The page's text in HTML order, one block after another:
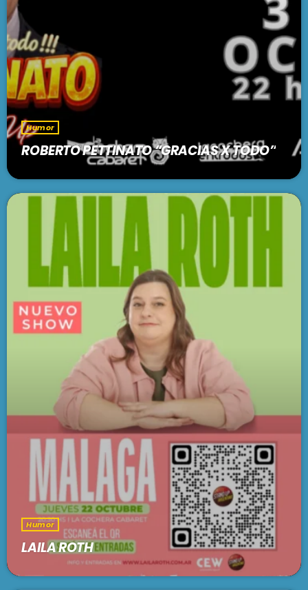
Humor
ROBERTO PETTINATO “GRACIAS X TODO”
Humor
LAILA ROTH